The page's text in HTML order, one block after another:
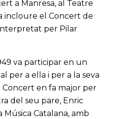
a Manresa, al Teatre
incloure el Concert de
per Pilar
va participar en un
per a ella i per a la seva
Concert en fa major per
del seu pare, Enric
Música Catalana, amb